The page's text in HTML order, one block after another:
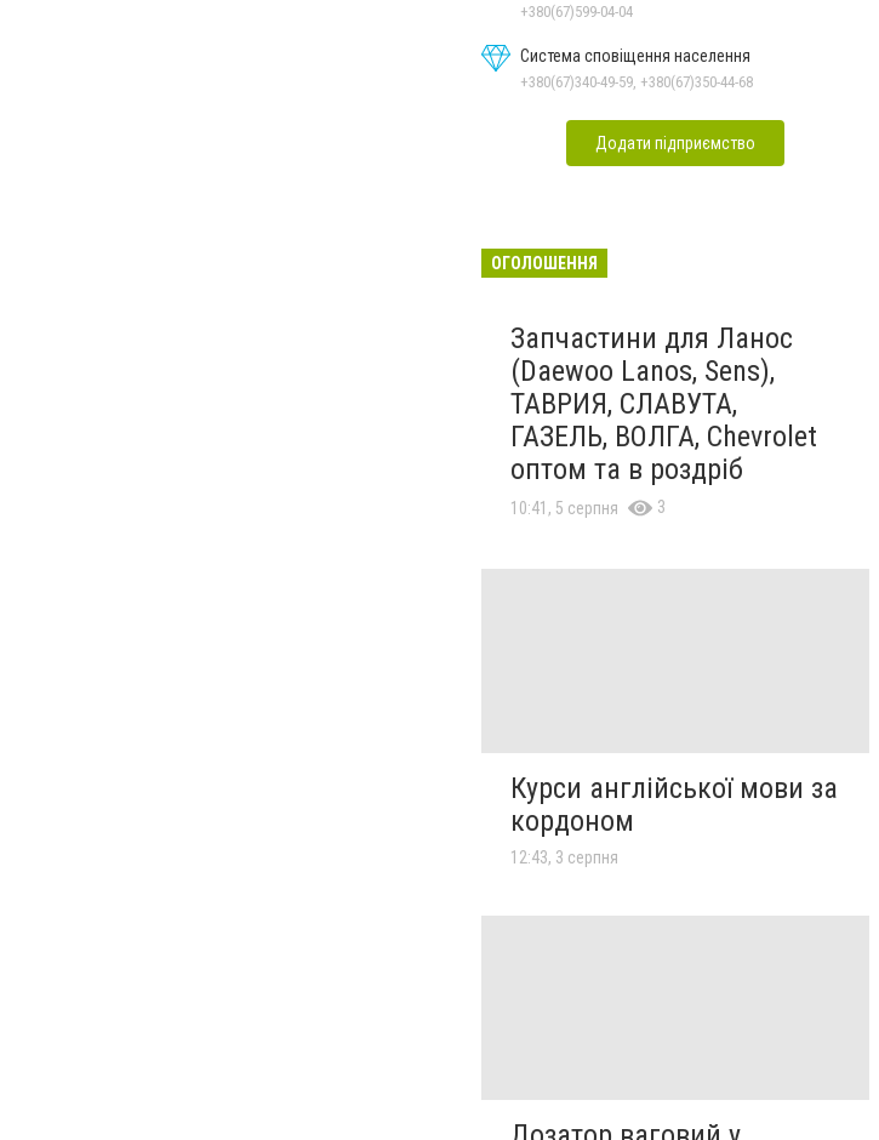
+380(67)599-04-04
Система сповіщення населення
+380(67)340-49-59, +380(67)350-44-68
Додати підприємство
ОГОЛОШЕННЯ
Запчастини для Ланос
(Daewoo Lanos, Sens),
ТАВРИЯ, СЛАВУТА,
ГАЗЕЛЬ, ВОЛГА, Chevrolet
оптом та в роздріб
10:41, 5 серпня 3
Курси англійської мови за
кордоном
12:43, 3 серпня